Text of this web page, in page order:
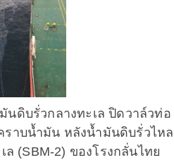
ดิบรั่วกลางทะเล ปิดวาล์วท่อ
าบน้ำมัน หลังน้ำมันดิบรั่วไหล
ล (SBM-2) ของโรงกลั่นไทย